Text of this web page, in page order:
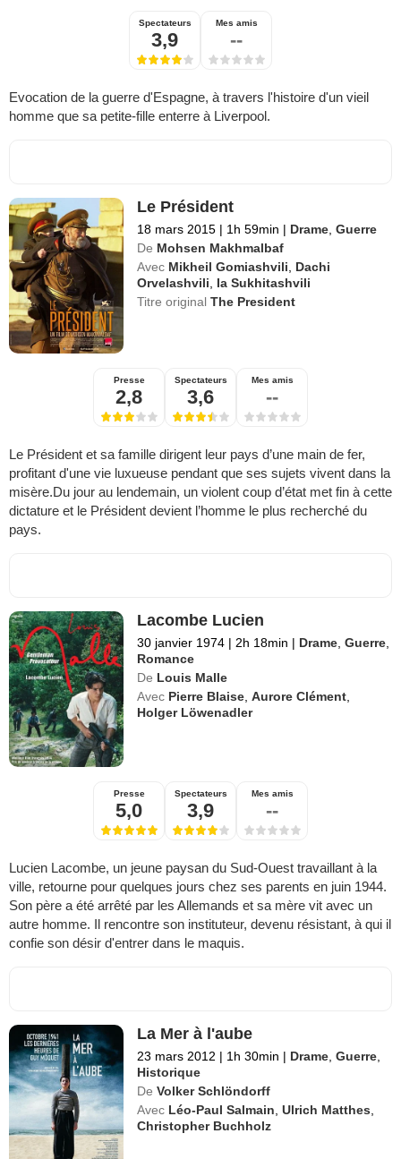
Spectateurs
3,9
Mes amis
--
Evocation de la guerre d'Espagne, à travers l'histoire d'un vieil
homme que sa petite-fille enterre à Liverpool.
Le Président
18 mars 2015 | 1h 59min | Drame,Guerre
De Mohsen Makhmalbaf
Avec Mikheil Gomiashvili, Dachi
Orvelashvili, Ia Sukhitashvili
Titre originalThe President
Presse
2,8
Spectateurs
3,6
Mes amis
--
Le Président et sa famille dirigent leur pays d’une main de fer,
profitant d'une vie luxueuse pendant que ses sujets vivent dans la
misère.Du jour au lendemain, un violent coup d’état met fin à cette
dictature et le Président devient l’homme le plus recherché du
pays.
Lacombe Lucien
30 janvier 1974 | 2h 18min | Drame,Guerre,
Romance
De Louis Malle
Avec Pierre Blaise,Aurore Clément,
Holger Löwenadler
Presse
5,0
Spectateurs
3,9
Mes amis
--
Lucien Lacombe, un jeune paysan du Sud-Ouest travaillant à la
ville, retourne pour quelques jours chez ses parents en juin 1944.
Son père a été arrêté par les Allemands et sa mère vit avec un
autre homme. Il rencontre son instituteur, devenu résistant, à qui il
confie son désir d'entrer dans le maquis.
La Mer à l'aube
23 mars 2012 | 1h 30min | Drame,Guerre,
Historique
De Volker Schlöndorff
Avec Léo-Paul Salmain,Ulrich Matthes,
Christopher Buchholz